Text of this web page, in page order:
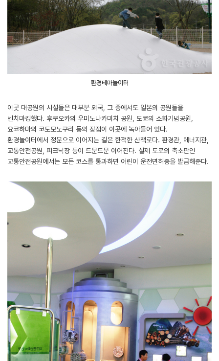
환경테마놀이터
이곳 대공원의 시설들은 대부분 외국, 그 중에서도 일본의 공원들을
벤치마킹했다. 후쿠오카의 우미노나카미치 공원, 도쿄의 소화기념공원,
요코하마의 코도모노쿠리 등의 장점이 이곳에 녹아들어 있다.
환경놀이터에서 정문으로 이어지는 길은 한적한 산책로다. 환경관, 에너지관,
교통안전공원, 피크닉장 등이 드문드문 이어진다. 실제 도로의 축소판인
교통안전공원에서는 모든 코스를 통과하면 어린이 운전면허증을 발급해준다.